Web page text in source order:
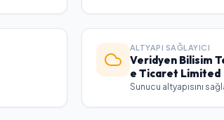
ALTYAPI SAĞLAYICI
Veridyen Bilisim
e Ticaret Limited
Sunucu altyapısını